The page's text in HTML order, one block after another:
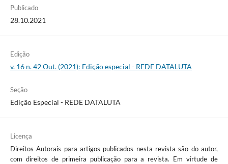
Publicado
28.10.2021
Edição
v. 16 n. 42 Out. (2021): Edição especial - REDE DATALUTA
Seção
Edição Especial - REDE DATALUTA
Licença
Direitos Autorais para artigos publicados nesta revista são do autor,
com direitos de primeira publicação para a revista. Em virtude de